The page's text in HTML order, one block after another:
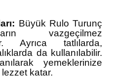
Büyük Rulo Turunç
vazgeçilmez
Ayrıca tatlılarda,
da kullanılabilir.
yemeklerinize
katar.